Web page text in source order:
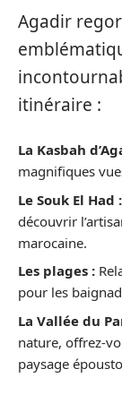
Agadir
itinéraire :
La Kasbah
magnifiques
Le Souk El Had :
découvrir
marocaine.
Les plages :
pour les
La Vallée du
nature, offrez-
paysage